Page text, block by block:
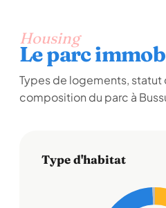
Housing
Le parc
Types de logements,
composition du parc à
Type d'habitat